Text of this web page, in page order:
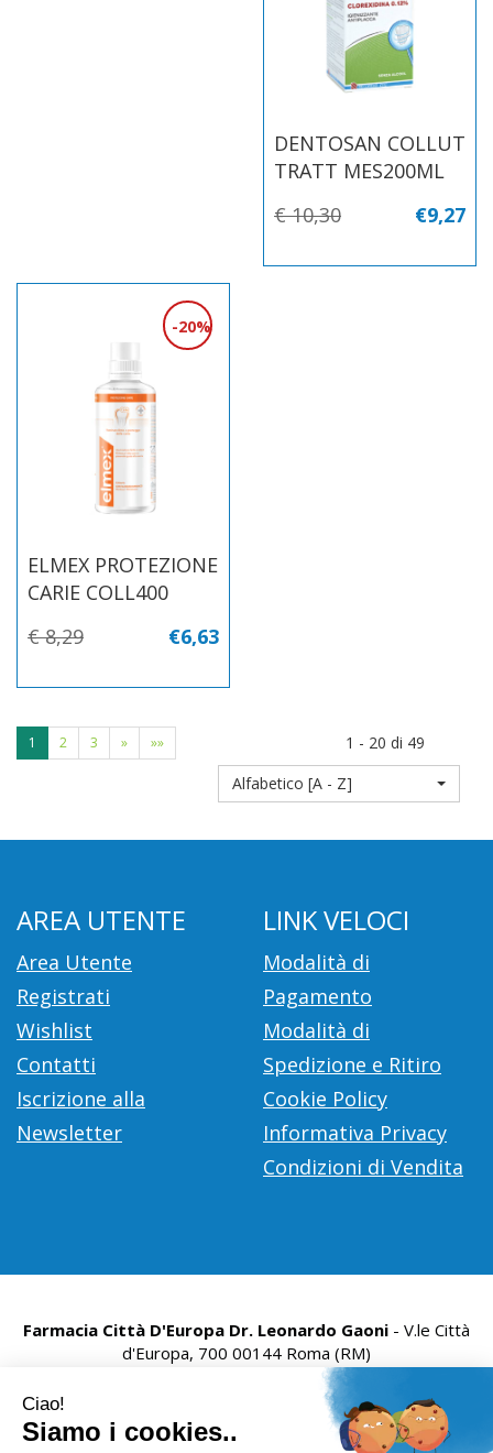
DENTOSAN COLLUT
TRATT MES200ML
€ 10,30 €9,27
ELMEX PROTEZIONE
CARIE COLL400
20%
€ 8,29 €6,63
1 2 3 » »»
1 - 20 di 49
Alfabetico [A - Z]
AREA UTENTE
Area Utente
Registrati
Wishlist
Contatti
Iscrizione alla
Newsletter
LINK VELOCI
Modalità di
Pagamento
Modalità di
Spedizione e Ritiro
Cookie Policy
Informativa Privacy
Condizioni di Vendita
Farmacia Città D'Europa Dr. Leonardo Gaoni - V.le Città
d'Europa, 700 00144 Roma (RM)
| P.Iva: 09281581000 |
Numero R.E.A.: 1176469